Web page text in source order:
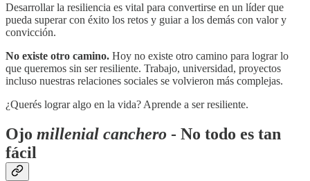
Desarrollar la resiliencia es vital para convertirse en un líder que
pueda superar con éxito los retos y guiar a los demás con valor y
convicción.
No existe otro camino. Hoy no existe otro camino para lograr lo
que queremos sin ser resiliente. Trabajo, universidad, proyectos
incluso nuestras relaciones sociales se volvieron más complejas.
¿Querés lograr algo en la vida? Aprende a ser resiliente.
Ojo millenial canchero - No todo es tan
fácil